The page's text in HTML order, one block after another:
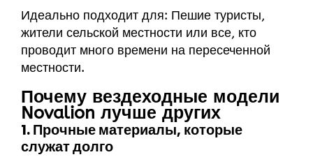
Идеально подходит для: Пешие туристы,
жители сельской местности или все, кто
проводит много времени на пересеченной
местности.
Почему вездеходные модели
Novalion лучше других
1. Прочные материалы, которые
служат долго